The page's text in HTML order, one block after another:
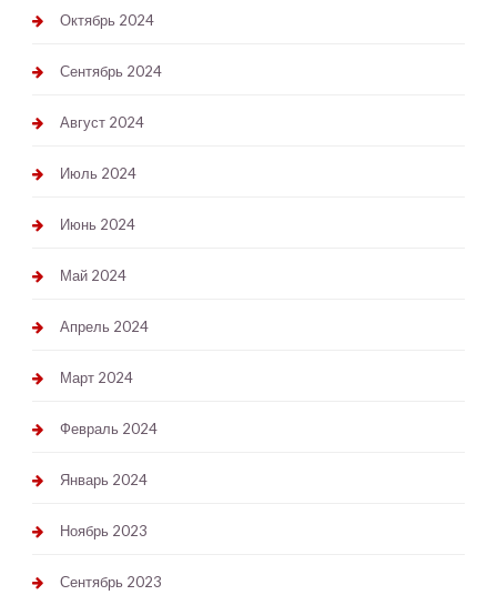
Октябрь 2024
Сентябрь 2024
Август 2024
Июль 2024
Июнь 2024
Май 2024
Апрель 2024
Март 2024
Февраль 2024
Январь 2024
Ноябрь 2023
Сентябрь 2023